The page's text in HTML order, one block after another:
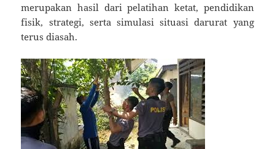
merupakan hasil dari pelatihan ketat, pendidikan
fisik, strategi, serta simulasi situasi darurat yang
terus diasah.